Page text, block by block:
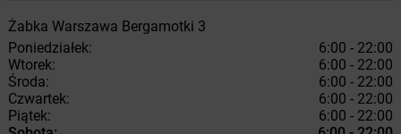
Żabka Warszawa Bergamotki 3
Poniedziałek:
6:00 - 22:00
Wtorek:
6:00 - 22:00
Środa:
6:00 - 22:00
Czwartek:
6:00 - 22:00
Piątek:
6:00 - 22:00